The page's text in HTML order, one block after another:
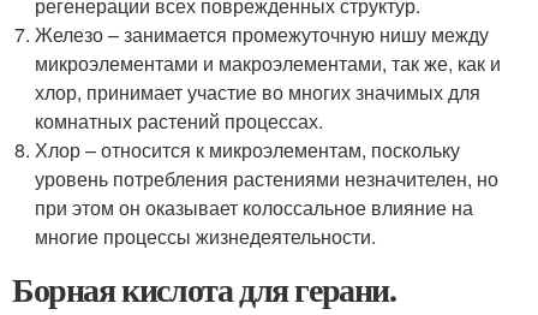
Железо – занимается промежуточную нишу между
микроэлементами и макроэлементами, так же, как и
хлор, принимает участие во многих значимых для
комнатных растений процессах.
Хлор – относится к микроэлементам, поскольку
уровень потребления растениями незначителен, но
при этом он оказывает колоссальное влияние на
многие процессы жизнедеятельности.
Борная кислота для герани.